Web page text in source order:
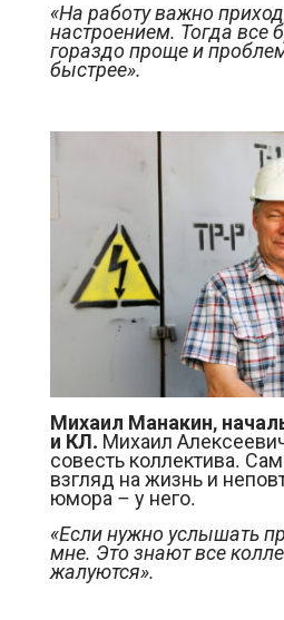
«На работу важно
настроением. Тогда все
гораздо проще и
быстрее».
Михаил Манакин,
и КЛ. Михаил
совесть коллектива.
взгляд на жизнь и
юмора – у него.
«Если нужно услышать
мне. Это знают все
жалуются».